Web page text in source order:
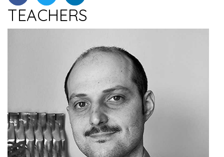
TEACHERS